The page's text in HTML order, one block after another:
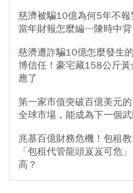
慈濟被騙10億為何5年不報
當年財報怎麼編…陳時中
慈濟遭詐騙10億怎麼發生
博信任！豪宅藏158公斤
應了
第一家市值突破百億美元
全球市場，能成為下一個武
兆基百億財務危機！包租
「包租代管龍頭岌岌可危
高？